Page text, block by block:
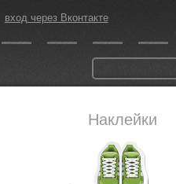
вход через Вконтакте
Наклейки